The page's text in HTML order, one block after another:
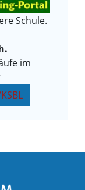
Schule.
im